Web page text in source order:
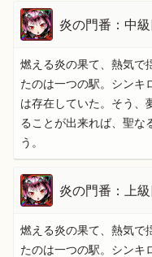
炎の門番：中
燃える炎の果て、熱気で
たのは一つの駅。シンキ
は存在していた。そう、
ることが出来れば、聖な
う。
炎の門番：上
燃える炎の果て、熱気で
たのは一つの駅。シンキ